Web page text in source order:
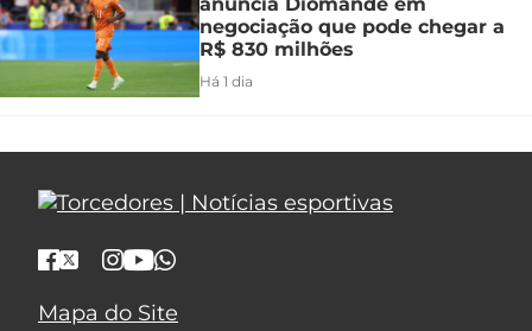
negociação que pode chegar a
R$ 830 milhões
Há 1 dia
Mapa do Site